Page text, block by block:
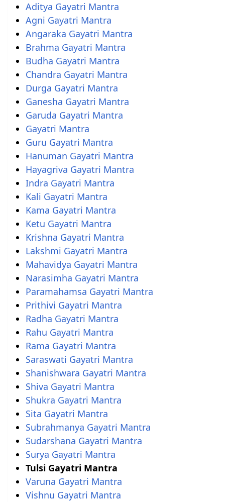
Aditya Gayatri Mantra
Agni Gayatri Mantra
Angaraka Gayatri Mantra
Brahma Gayatri Mantra
Budha Gayatri Mantra
Chandra Gayatri Mantra
Durga Gayatri Mantra
Ganesha Gayatri Mantra
Garuda Gayatri Mantra
Gayatri Mantra
Guru Gayatri Mantra
Hanuman Gayatri Mantra
Hayagriva Gayatri Mantra
Indra Gayatri Mantra
Kali Gayatri Mantra
Kama Gayatri Mantra
Ketu Gayatri Mantra
Krishna Gayatri Mantra
Lakshmi Gayatri Mantra
Mahavidya Gayatri Mantra
Narasimha Gayatri Mantra
Paramahamsa Gayatri Mantra
Prithivi Gayatri Mantra
Radha Gayatri Mantra
Rahu Gayatri Mantra
Rama Gayatri Mantra
Saraswati Gayatri Mantra
Shanishwara Gayatri Mantra
Shiva Gayatri Mantra
Shukra Gayatri Mantra
Sita Gayatri Mantra
Subrahmanya Gayatri Mantra
Sudarshana Gayatri Mantra
Surya Gayatri Mantra
Tulsi Gayatri Mantra
Varuna Gayatri Mantra
Vishnu Gayatri Mantra